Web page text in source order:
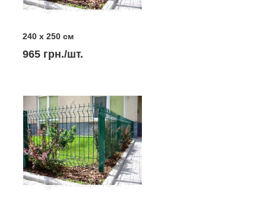
240 х 250 см
965 грн./шт.